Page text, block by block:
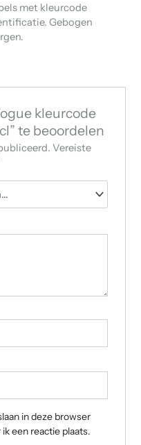
met kleurcode
Gebogen
kleurcode
te beoordelen
Vereiste
in deze browser
een reactie plaats.